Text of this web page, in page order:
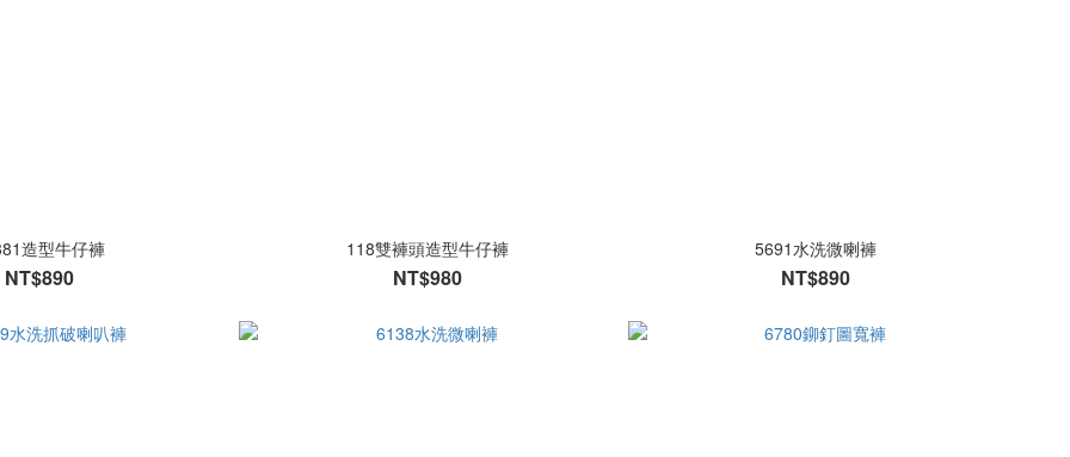
造型牛仔褲
NT$890
118雙褲頭造型牛仔褲
NT$980
5691水洗微喇褲
NT$890